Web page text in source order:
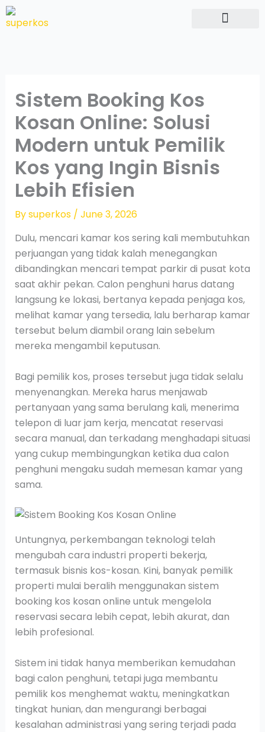
Skip
to
Sistem Booking Kos
Kosan Online: Solusi
Modern untuk Pemilik
Kos yang Ingin Bisnis
Lebih Efisien
Bysuperkos / June 3, 2026
Dulu, mencari kamar kos sering kali membutuhkan
perjuangan yang tidak kalah menegangkan
dibandingkan mencari tempat parkir di pusat kota
saat akhir pekan. Calon penghuni harus datang
langsung ke lokasi, bertanya kepada penjaga kos,
melihat kamar yang tersedia, lalu berharap kamar
tersebut belum diambil orang lain sebelum
mereka mengambil keputusan.
Bagi pemilik kos, proses tersebut juga tidak selalu
menyenangkan. Mereka harus menjawab
pertanyaan yang sama berulang kali, menerima
telepon di luar jam kerja, mencatat reservasi
secara manual, dan terkadang menghadapi situasi
yang cukup membingungkan ketika dua calon
penghuni mengaku sudah memesan kamar yang
sama.
Untungnya, perkembangan teknologi telah
mengubah cara industri properti bekerja,
termasuk bisnis kos-kosan. Kini, banyak pemilik
properti mulai beralih menggunakan sistem
booking kos kosan online untuk mengelola
reservasi secara lebih cepat, lebih akurat, dan
lebih profesional.
Sistem ini tidak hanya memberikan kemudahan
bagi calon penghuni, tetapi juga membantu
pemilik kos menghemat waktu, meningkatkan
tingkat hunian, dan mengurangi berbagai
kesalahan administrasi yang sering terjadi pada